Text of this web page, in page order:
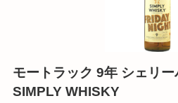
モートラック 9年 シェリ
SIMPLY WHISKY